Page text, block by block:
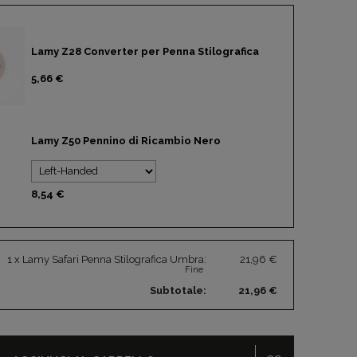
1 x Lamy Safari Penna Stilografica Umbra:
Fine
21,96 €
Subtotale: 21,96 €
Lamy Z28 Converter per Penna Stilografica
5,66 €
Lamy Z50 Pennino di Ricambio Nero
8,54 €